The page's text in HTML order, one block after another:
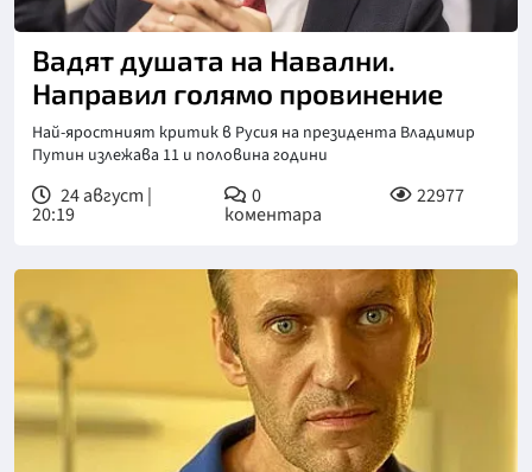
Вадят душата на Навални.
Направил голямо провинение
Най-яростният критик в Русия на президента Владимир
Путин излежава 11 и половина години
24 август |
20:19
0
коментара
22977